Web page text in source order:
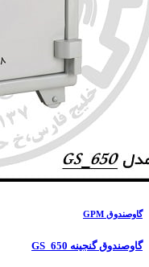
گاوصندوق GPM
گاوصندوق گنجینه GS_650